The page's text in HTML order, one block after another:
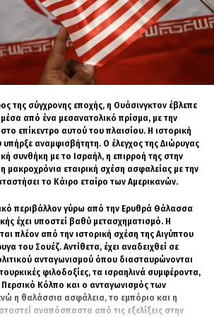
ισορροπίες
επίθεση της Χαμάς στο Ισραήλ στις 7
γενοκτονία που ακολούθησε στη Γάζα από το
Ιράν και Ισραήλ έχουν επίσης κορυφωθεί
ο οποίος δεν έχει ακόμη τελειώσει.
τρόπους αντιμετώπισης του χάους και να
επόμενη φάση.
να αφήνουν πίσω τους τις διαφορές του
στο συμπέρασμα ότι ο πραγματισμός
πορεία απέναντι στις κοινές απειλές.
Αραβία αποτελούν χαρακτηριστικά
το 2018, του Σαουδάραβα
της σύγχρονης εποχής, η Ουάσινγκτον έβλεπε
από ένα μεσανατολικό πρίσμα, με την
επίκεντρο αυτού του πλαισίου. Η ιστορική
υπήρξε αναμφισβήτητη. Ο έλεγχος της Διώρυγας
συνθήκη με το Ισραήλ, η επιρροή της στην
μακροχρόνια εταιρική σχέση ασφαλείας με την
το Κάιρο εταίρο των Αμερικανών.
περιβάλλον γύρω από την Ερυθρά Θάλασσα
έχει υποστεί βαθύ μετασχηματισμό. Η
πλέον από την ιστορική σχέση της Αιγύπτου
του Σουέζ. Αντίθετα, έχει αναδειχθεί σε
ανταγωνισμού όπου διασταυρώνονται
φιλοδοξίες, τα ισραηλινά συμφέροντα,
Κόλπο και ο ανταγωνισμός των
η θαλάσσια ασφάλεια, το εμπόριο και η
αναπόσπαστα από τις εξελίξεις στην